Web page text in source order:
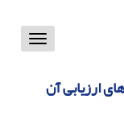
Toggle
ارزیابی آن